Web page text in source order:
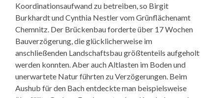
Koordinationsaufwand zu betreiben, so Birgit
Burkhardt und Cynthia Nestler vom Grünflächenamt
Chemnitz. Der Brückenbau forderte über 17 Wochen
Bauverzögerung, die glücklicherweise im
anschließenden Landschaftsbau größtenteils aufgeholt
werden konnten. Aber auch Altlasten im Boden und
unerwartete Natur führten zu Verzögerungen. Beim
Aushub für den Bach entdeckte man beispielsweise